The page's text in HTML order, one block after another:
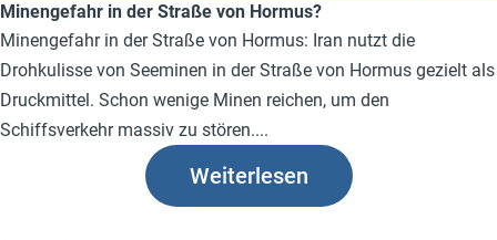
Minengefahr in der Straße von Hormus?
Minengefahr in der Straße von Hormus: Iran nutzt die
Drohkulisse von Seeminen in der Straße von Hormus gezielt als
Druckmittel. Schon wenige Minen reichen, um den
Schiffsverkehr massiv zu stören....
Weiterlesen